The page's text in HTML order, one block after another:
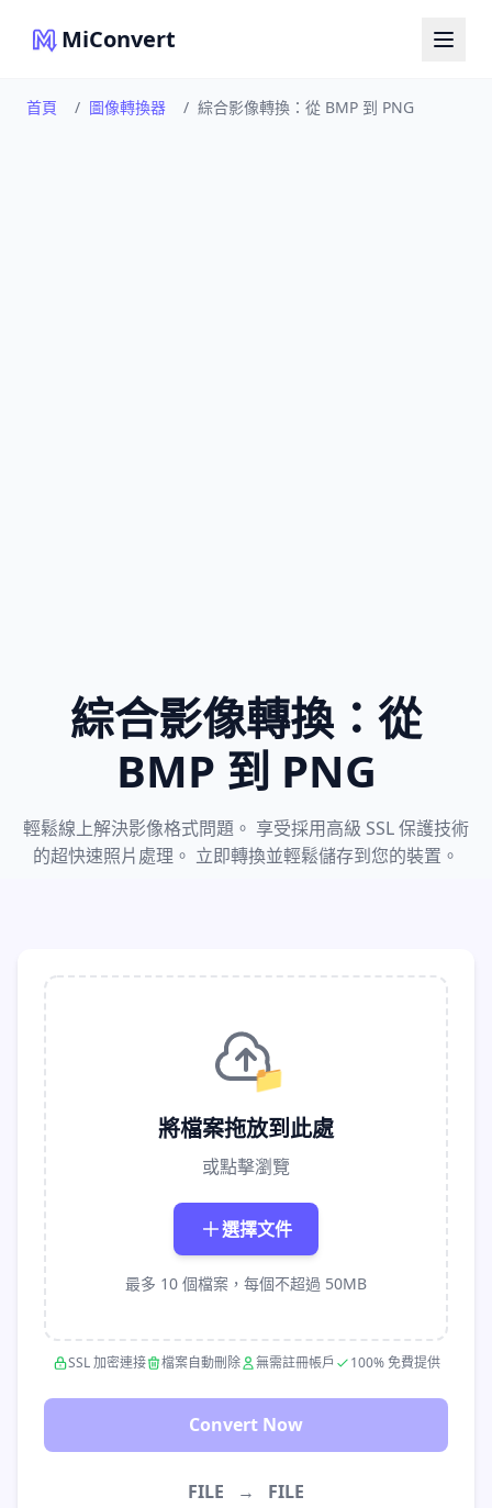
MiConvert
首頁 / 圖像轉換器 / 綜合影像轉換：從 BMP 到 PNG
綜合影像轉換：從
BMP 到 PNG
輕鬆線上解決影像格式問題。 享受採用高級 SSL 保護技術
的超快速照片處理。 立即轉換並輕鬆儲存到您的裝置。
📁
將檔案拖放到此處
或點擊瀏覽
選擇文件
最多 10 個檔案，每個不超過 50MB
SSL 加密連接 檔案自動刪除 無需註冊帳戶 100% 免費提供
Convert Now
FILE → FILE